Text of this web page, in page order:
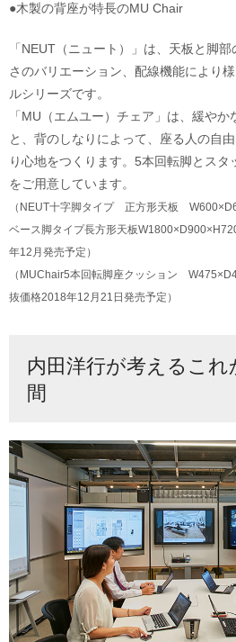
●木製の背座が特長のMU Chair
「NEUT（ニュート）」は、天板と脚
さのバリエーション、配線機能により
ルシリーズです。
「MU（エムユー）チェア」は、緩や
と、背のしなりによって、座る人の自
り心地をつくります。5本回転脚とス
をご用意しています。
（NEUT十字脚タイプ 正方形天板
ベース脚タイプ長方形天板
年12月発売予定）
（MUChair5本回転脚座クッション
抜価格2018年12月21日発売予定）
内田洋行が考えるこれ
間